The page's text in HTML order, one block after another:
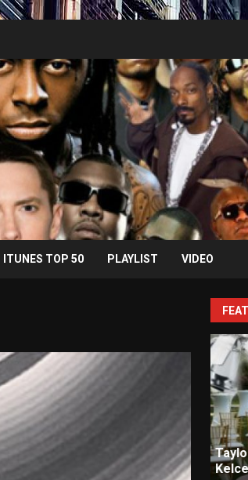
ITUNES TOP 50 PLAYLIST VIDEO
officieel getrouwd met Travis
Ray